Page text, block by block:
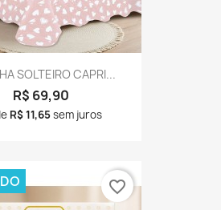
SOLTEIRO CAPRI...
R$ 69,90
R$ 11,65sem juros
favorite_border